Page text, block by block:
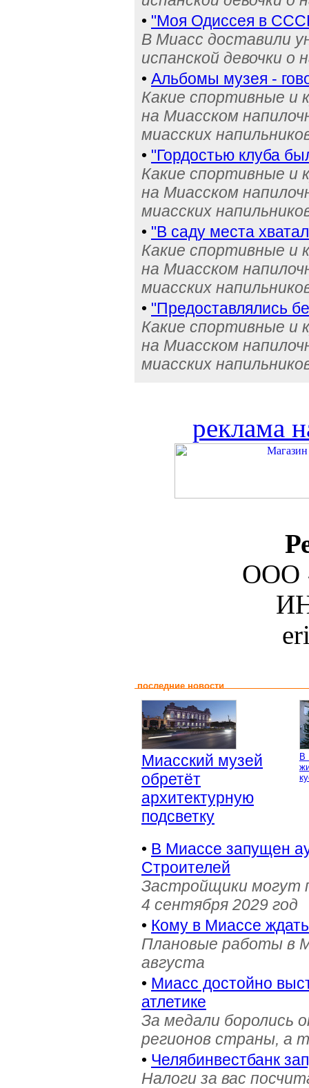
• "Моя Одиссея в
В Миасс доставили
испанской девочки о
• Альбомы музея -
Какие спортивные и
на Миасском
миасских
• "Гордостью клуба
Какие спортивные и
на Миасском
миасских
• "В саду места
Какие спортивные и
на Миасском
миасских
• "Предоставлялись
Какие спортивные и
на Миасском
миасских
реклама
ООО
последние новости
Миасский музей
обретёт
архитектурную
подсветку
В
• В Миассе запущен
Строителей
Застройщики могут
4 сентября 2029 год
• Кому в Миассе
Плановые работы в
августа
• Миасс достойно
атлетике
За медали боролись
регионов страны, а
• Челябинвестбанк
Налоги за вас